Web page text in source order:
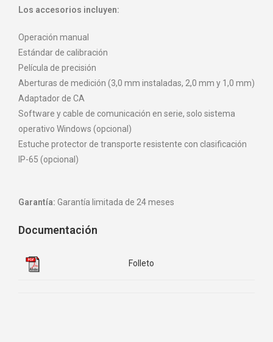
Los accesorios incluyen:
Operación manual
Estándar de calibración
Película de precisión
Aberturas de medición (3,0 mm instaladas, 2,0 mm y 1,0 mm)
Adaptador de CA
Software y cable de comunicación en serie, solo sistema
operativo Windows (opcional)
Estuche protector de transporte resistente con clasificación
IP-65 (opcional)
Garantía: Garantía limitada de 24 meses
Documentación
Folleto